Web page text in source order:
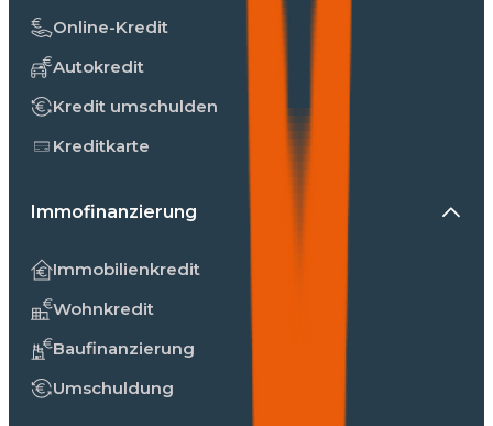
Online-Kredit
Autokredit
Kredit umschulden
Kreditkarte
Immofinanzierung
Immobilienkredit
Wohnkredit
Baufinanzierung
Umschuldung